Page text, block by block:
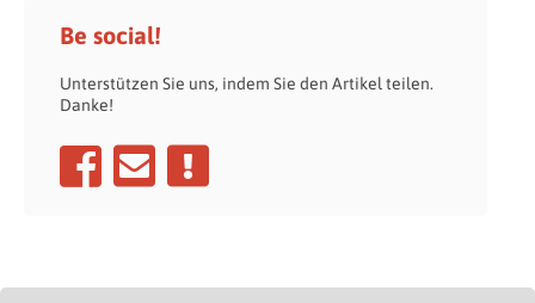
Be social!
Unterstützen Sie uns, indem Sie den Artikel teilen.
Danke!